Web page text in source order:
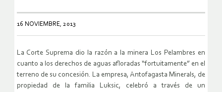
16 NOVIEMBRE, 2013
La Corte Suprema dio la razón a la minera Los Pelambres en
cuanto a los derechos de aguas afloradas “fortuitamente” en el
terreno de su concesión. La empresa, Antofagasta Minerals, de
propiedad de la familia Luksic, celebró a través de un